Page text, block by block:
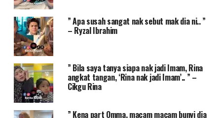
” Apa susah sangat nak sebut mak dia ni.. ”
– Ryzal Ibrahim
” Bila saya tanya siapa nak jadi Imam, Rina
angkat tangan, ‘Rina nak jadi Imam’.. ” –
Cikgu Rina
” Kena part Omma, macam macam bunyi dia